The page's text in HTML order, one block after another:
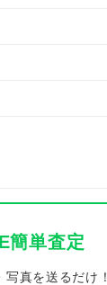
簡単査定
写真を送るだけ！